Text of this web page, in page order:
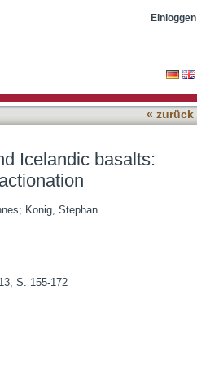
for degassing-induced
Einloggen
« zurück
Icelandic basalts:
; Konig, Stephan
S. 155-172